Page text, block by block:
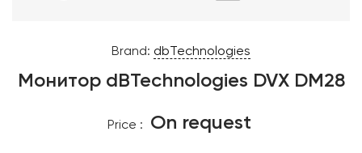
Brand: dbTechnologies
Монитор dBTechnologies DVX DM28
Price : On request